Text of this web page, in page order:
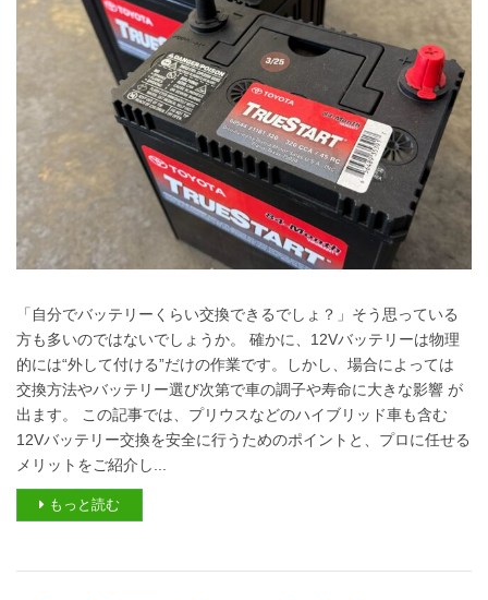
「自分でバッテリーくらい交換できるでしょ？」そう思っている
方も多いのではないでしょうか。 確かに、12Vバッテリーは物理
的には“外して付ける”だけの作業です。しかし、場合によっては
交換方法やバッテリー選び次第で車の調子や寿命に大きな影響 が
出ます。 この記事では、プリウスなどのハイブリッド車も含む
12Vバッテリー交換を安全に行うためのポイントと、プロに任せる
メリットをご紹介し...
もっと読む